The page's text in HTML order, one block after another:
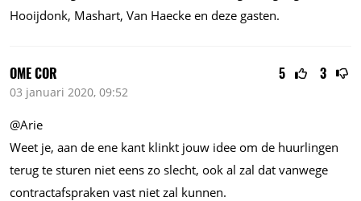
Hooijdonk, Mashart, Van Haecke en deze gasten.
5 3
OME COR
03 januari 2020, 09:52
@Arie
Weet je, aan de ene kant klinkt jouw idee om de huurlingen
terug te sturen niet eens zo slecht, ook al zal dat vanwege
contractafspraken vast niet zal kunnen.